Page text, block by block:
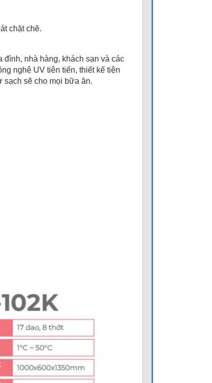
chặt chẽ.
nhà hàng, khách sạn và các
nghệ UV tiên tiến, thiết kế tiện
sạch sẽ cho mọi bữa ăn.